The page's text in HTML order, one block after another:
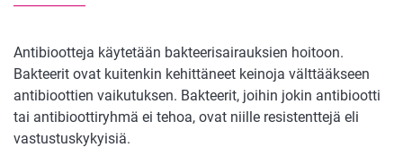
Antibiootteja käytetään bakteerisairauksien hoitoon.
Bakteerit ovat kuitenkin kehittäneet keinoja välttääkseen
antibioottien vaikutuksen. Bakteerit, joihin jokin antibiootti
tai antibioottiryhmä ei tehoa, ovat niille resistenttejä eli
vastustuskykyisiä.